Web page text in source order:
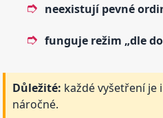
neexistují pevné
funguje režim „dle
Důležité: každé vyšetření je
náročné.